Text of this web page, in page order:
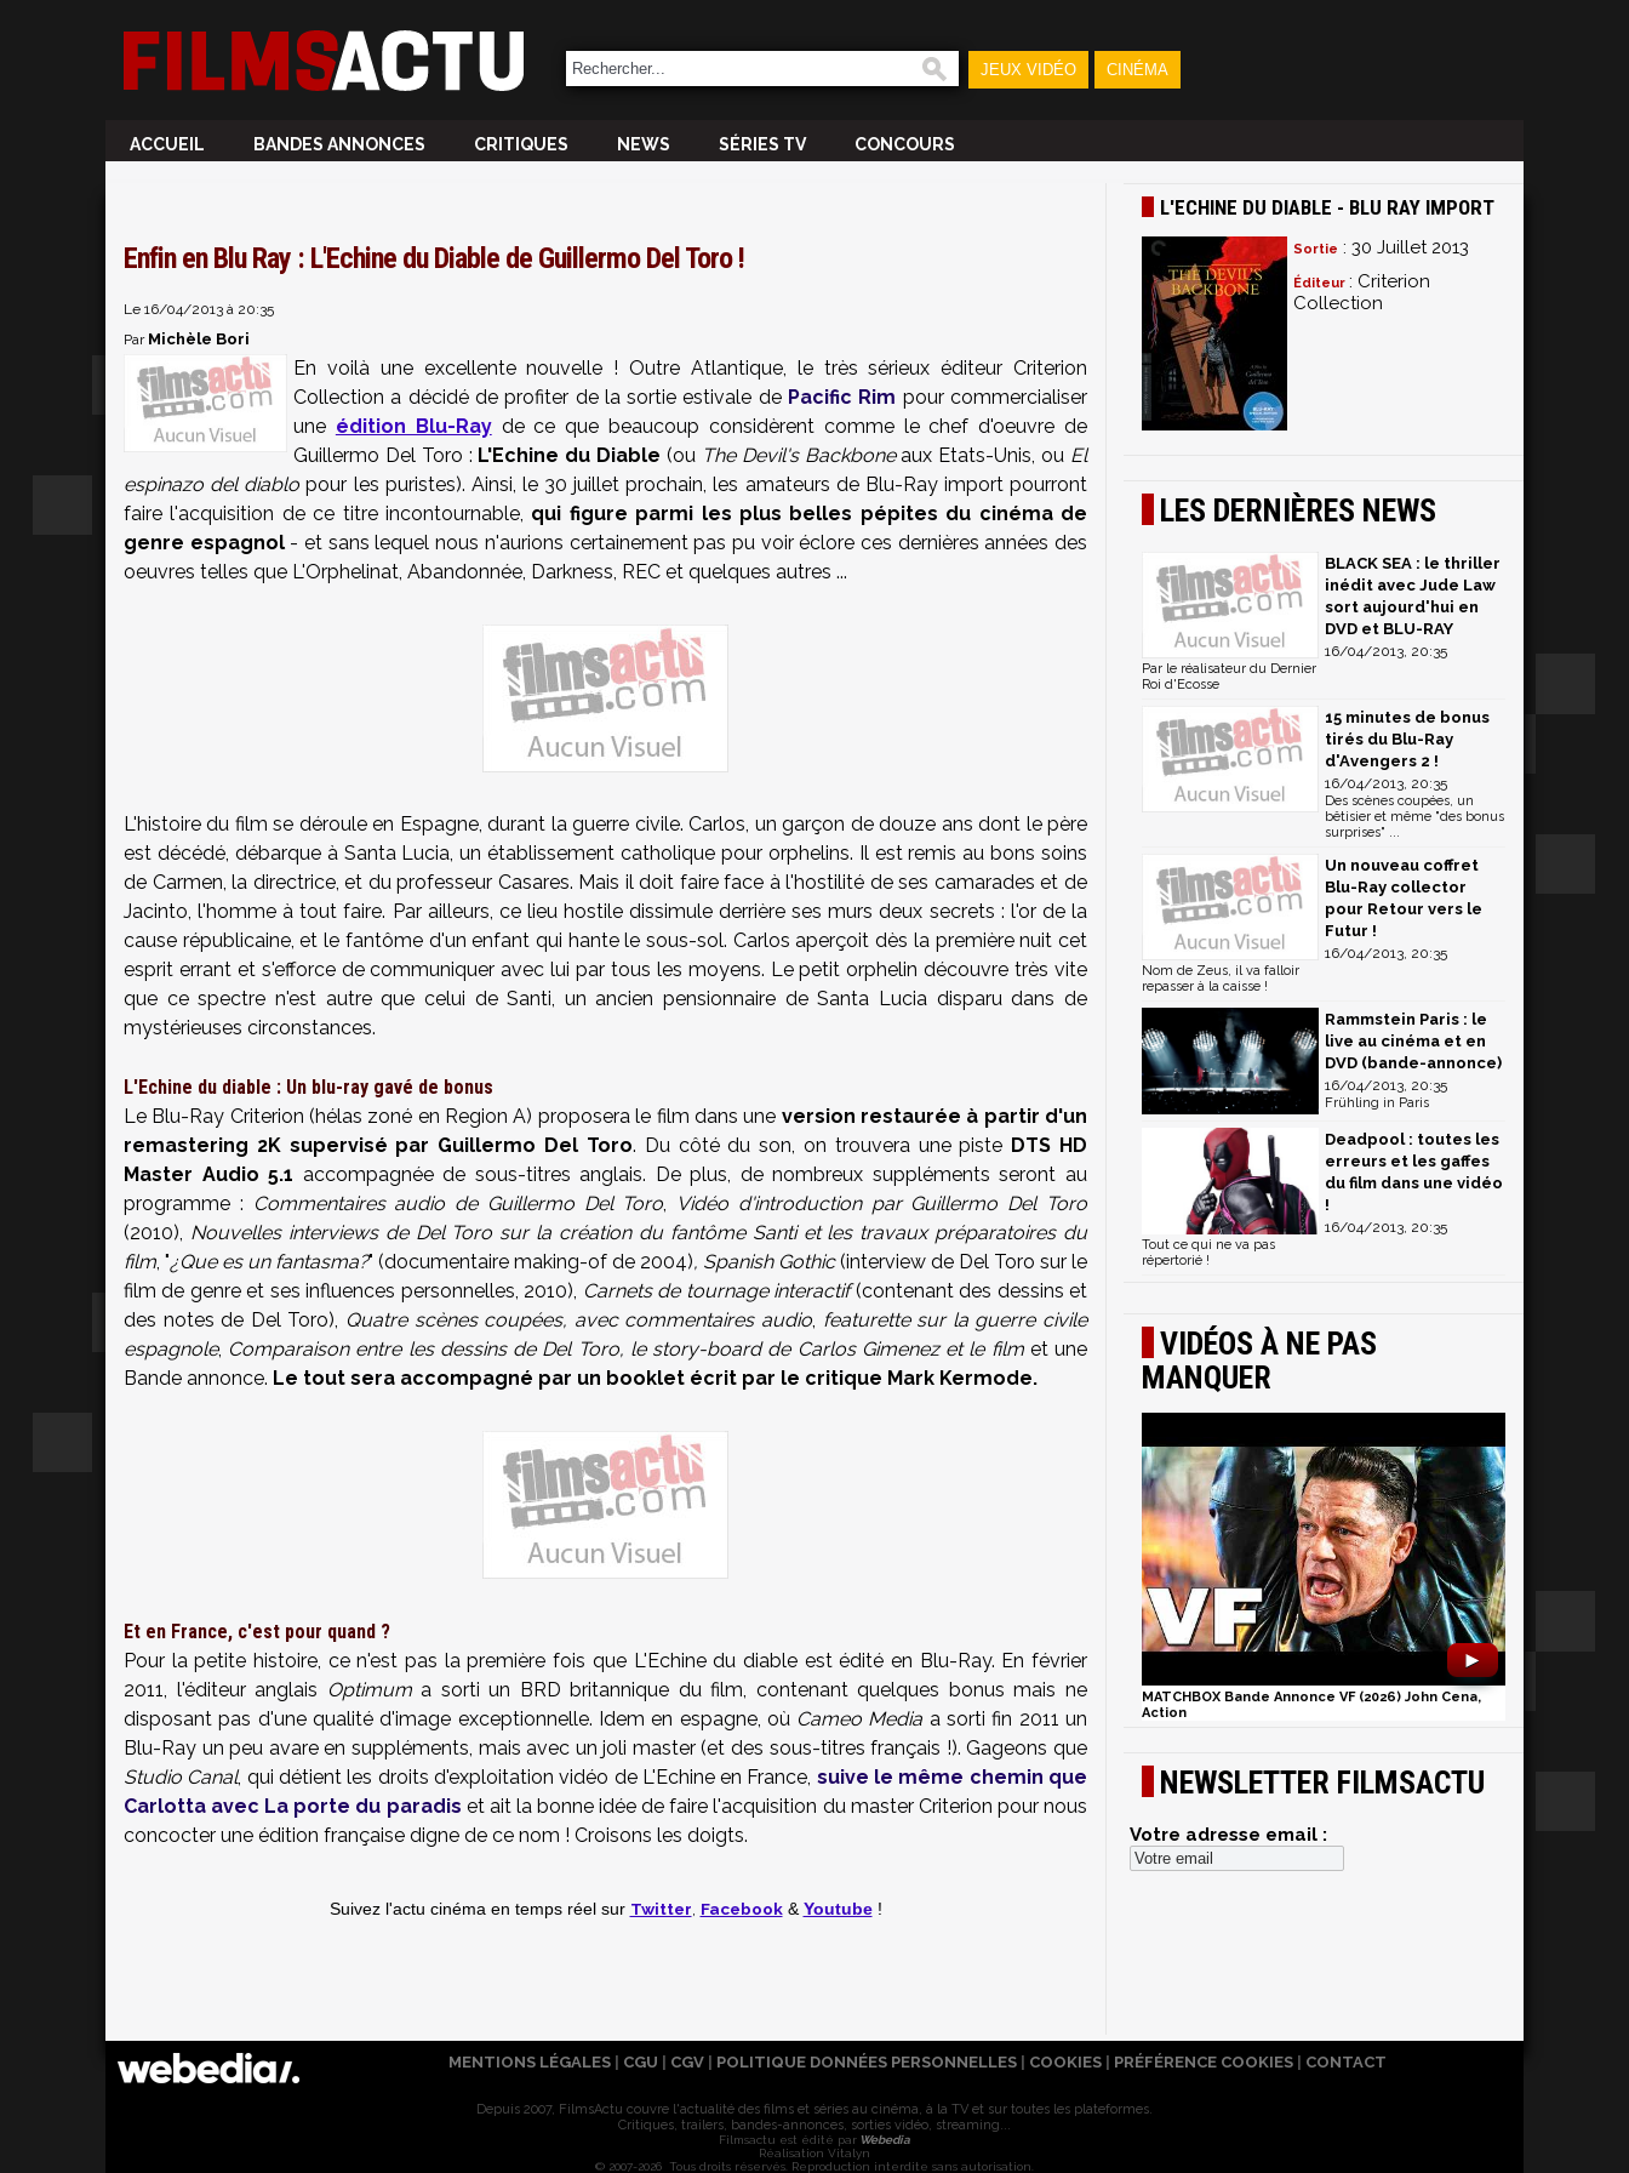
JEUX VIDÉO CINÉMA
ACCUEIL BANDES ANNONCES CRITIQUES NEWS SÉRIES TV CONCOURS
Enfin en Blu Ray : L'Echine du Diable de Guillermo Del Toro !
Le 16/04/2013 à 20:35
Par Michèle Bori
En voilà une excellente nouvelle ! Outre Atlantique, le très sérieux éditeur Criterion
Collection a décidé de profiter de la sortie estivale de Pacific Rim pour commercialiser
une édition Blu-Rayde ce que beaucoup considèrent comme le chef d'oeuvre de
Guillermo Del Toro : L'Echine du Diable (ou The Devil's Backboneaux Etats-Unis, ou El
espinazo del diablo pour les puristes). Ainsi, le 30 juillet prochain, les amateurs de Blu-Ray import pourront
faire l'acquisition de ce titre incontournable, qui figure parmi les plus belles pépites du cinéma de
genre espagnol- et sans lequel nous n'aurions certainement pas pu voir éclore ces dernières années des
oeuvres telles que L'Orphelinat, Abandonnée, Darkness, REC et quelques autres ...
L'histoire du film se déroule en Espagne, durant la guerre civile. Carlos, un garçon de douze ans dont le père
est décédé, débarque à Santa Lucia, un établissement catholique pour orphelins. Il est remis au bons soins
de Carmen, la directrice, et du professeur Casares. Mais il doit faire face à l'hostilité de ses camarades et de
Jacinto, l'homme à tout faire. Par ailleurs, ce lieu hostile dissimule derrière ses murs deux secrets : l'or de la
cause républicaine, et le fantôme d'un enfant qui hante le sous-sol. Carlos aperçoit dès la première nuit cet
esprit errant et s'efforce de communiquer avec lui par tous les moyens. Le petit orphelin découvre très vite
que ce spectre n'est autre que celui de Santi, un ancien pensionnaire de Santa Lucia disparu dans de
mystérieuses circonstances.
L'Echine du diable : Un blu-ray gavé de bonus
Le Blu-Ray Criterion (hélas zoné en Region A) proposera le film dans une version restaurée à partir d'un
remastering 2K supervisé par Guillermo Del Toro. Du côté du son, on trouvera une piste DTS HD
Master Audio 5.1 accompagnée de sous-titres anglais. De plus, de nombreux suppléments seront au
programme : Commentaires audio de Guillermo Del Toro,
Vidéo d'introduction par Guillermo Del Toro
(2010), Nouvelles interviews de Del Toro sur la création du fantôme Santi et les travaux préparatoires du
film, "¿Que es un fantasma?" (documentaire making-of de 2004), Spanish Gothic(interview de Del Toro sur le
film de genre et ses influences personnelles, 2010), Carnets de tournage interactif(contenant des dessins et
des notes de Del Toro), Quatre scènes coupées, avec commentaires audio, featurette sur la guerre civile
espagnole, Comparaison entre les dessins de Del Toro, le story-board de Carlos Gimenez et le filmet une
Bande annonce. Le tout sera accompagné par un booklet écrit par le critique Mark Kermode.
Et en France, c'est pour quand ?
Pour la petite histoire, ce n'est pas la première fois que L'Echine du diable est édité en Blu-Ray. En février
2011, l'éditeur anglais Optimuma sorti un BRD britannique du film, contenant quelques bonus mais ne
disposant pas d'une qualité d'image exceptionnelle. Idem en espagne, où Cameo Media a sorti fin 2011 un
Blu-Ray un peu avare en suppléments, mais avec un joli master (et des sous-titres français !). Gageons que
Studio Canal, qui détient les droits d'exploitation vidéo de L'Echine en France, suive le même chemin que
Carlotta avec La porte du paradis et ait la bonne idée de faire l'acquisition du master Criterion pour nous
concocter une édition française digne de ce nom ! Croisons les doigts.
Suivez l'actu cinéma en temps réel sur Twitter Facebook& Youtube!
L'ECHINE DU DIABLE - BLU RAY IMPORT
Sortie : 30 Juillet 2013
Éditeur : Criterion
Collection
LES DERNIÈRES NEWS
BLACK SEA : le thriller
inédit avec Jude Law
sort aujourd'hui en
DVD et BLU-RAY
16/04/2013, 20:35
Par le réalisateur du Dernier
Roi d'Ecosse
15 minutes de bonus
tirés du Blu-Ray
d'Avengers 2 !
16/04/2013, 20:35
Des scènes coupées, un
bêtisier et même "des bonus
surprises" ...
Un nouveau coffret
Blu-Ray collector
pour Retour vers le
Futur !
16/04/2013, 20:35
Nom de Zeus, il va falloir
repasser à la caisse !
Rammstein Paris : le
live au cinéma et en
DVD (bande-annonce)
16/04/2013, 20:35
Frühling in Paris
Deadpool : toutes les
erreurs et les gaffes
du film dans une vidéo
!
16/04/2013, 20:35
Tout ce qui ne va pas
répertorié !
VIDÉOS À NE PAS
MANQUER
►
MATCHBOX Bande Annonce VF (2026) John Cena,
Action
NEWSLETTER FILMSACTU
Votre adresse email :
MENTIONS LÉGALES CGU CGV POLITIQUE DONNÉES PERSONNELLES COOKIES PRÉFÉRENCE COOKIES CONTACT
Depuis 2007, FilmsActu couvre l'actualité des films et séries au cinéma, à la TV et sur toutes les plateformes.
Critiques, trailers, bandes-annonces, sorties vidéo, streaming...
Filmsactu est édité par Webedia
Réalisation Vitalyn
© 2007-2026 Tous droits réservés. Reproduction interdite sans autorisation.